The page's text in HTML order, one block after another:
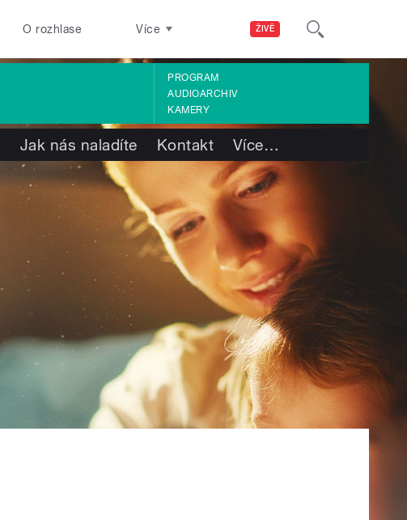
ŽIVĚ
O rozhlase Více
PROGRAM
AUDIOARCHIV
KAMERY
Jak nás naladíte Kontakt Více…